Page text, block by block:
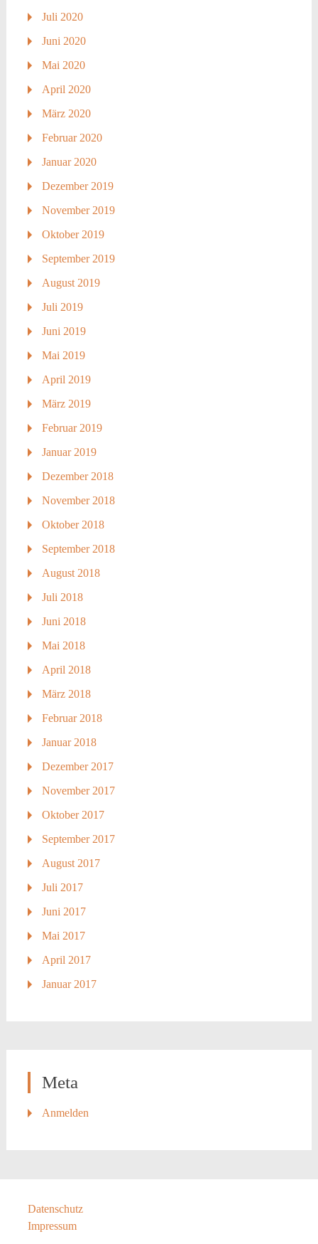
Juli 2020
Juni 2020
Mai 2020
April 2020
März 2020
Februar 2020
Januar 2020
Dezember 2019
November 2019
Oktober 2019
September 2019
August 2019
Juli 2019
Juni 2019
Mai 2019
April 2019
März 2019
Februar 2019
Januar 2019
Dezember 2018
November 2018
Oktober 2018
September 2018
August 2018
Juli 2018
Juni 2018
Mai 2018
April 2018
März 2018
Februar 2018
Januar 2018
Dezember 2017
November 2017
Oktober 2017
September 2017
August 2017
Juli 2017
Juni 2017
Mai 2017
April 2017
Januar 2017
Meta
Anmelden
Datenschutz
Impressum